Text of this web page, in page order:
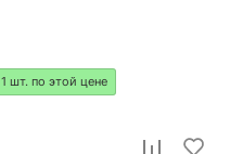
1 шт. по этой цене